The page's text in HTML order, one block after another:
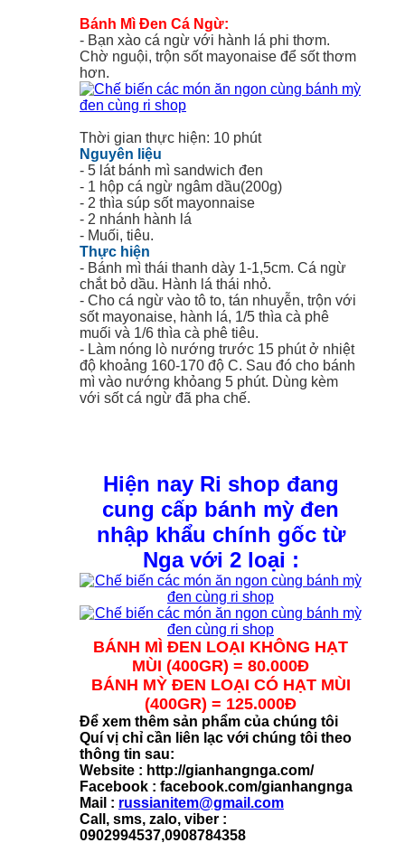
Bánh Mì Đen Cá Ngừ:
- Bạn xào cá ngừ với hành lá phi thơm.
Chờ nguội, trộn sốt mayonaise để sốt thơm
hơn.
Thời gian thực hiện: 10 phút
Nguyên liệu
- 5 lát bánh mì sandwich đen
- 1 hộp cá ngừ ngâm dầu(200g)
- 2 thìa súp sốt mayonnaise
- 2 nhánh hành lá
- Muối, tiêu.
Thực hiện
- Bánh mì thái thanh dày 1-1,5cm. Cá ngừ
chắt bỏ dầu. Hành lá thái nhỏ.
- Cho cá ngừ vào tô to, tán nhuyễn, trộn với
sốt mayonaise, hành lá, 1/5 thìa cà phê
muối và 1/6 thìa cà phê tiêu.
- Làm nóng lò nướng trước 15 phút ở nhiệt
độ khoảng 160-170 độ C. Sau đó cho bánh
mì vào nướng khỏang 5 phút. Dùng kèm
với sốt cá ngừ đã pha chế.
Hiện nay Ri shop đang
cung cấp bánh mỳ đen
nhập khẩu chính gốc từ
Nga với 2 loại :
BÁNH MÌ ĐEN LOẠI KHÔNG HẠT
MÙI (400GR) = 80.000Đ
BÁNH MỲ ĐEN LOẠI CÓ HẠT MÙI
(400GR) = 125.000Đ
Để xem thêm sản phẩm của chúng tôi
Quí vị chỉ cần liên lạc với chúng tôi theo
thông tin sau:
Website : http://gianhangnga.com/
Facebook : facebook.com/gianhangnga
Mail : russianitem@gmail.com
Call, sms, zalo, viber :
0902994537,0908784358